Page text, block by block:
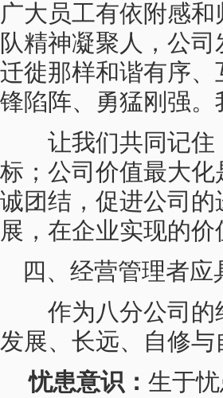
广大员工有依附感
队精神凝聚人，公
迁徙那样和谐有序
锋陷阵、勇猛刚强
让我们共同记住
标；公司价值最大
诚团结，促进公司
展，在企业实现的价
四、经营管理者
作为八分公司的
发展、长远、自修
忧患意识： 生于